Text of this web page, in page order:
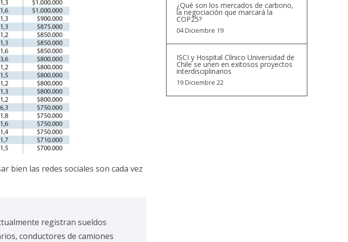
bien las redes sociales son cada vez
registran sueldos
conductores de camiones
¿Qué son los mercados de carbono,
la negociación que marcará la
COP25?
04 Diciembre 19
ISCI y Hospital Clínico Universidad de
Chile se unen en exitosos proyectos
interdisciplinarios
19 Diciembre 22